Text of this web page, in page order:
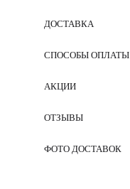
ДОСТАВКА
СПОСОБЫ ОПЛАТЫ
АКЦИИ
ОТЗЫВЫ
ФОТО ДОСТАВОК